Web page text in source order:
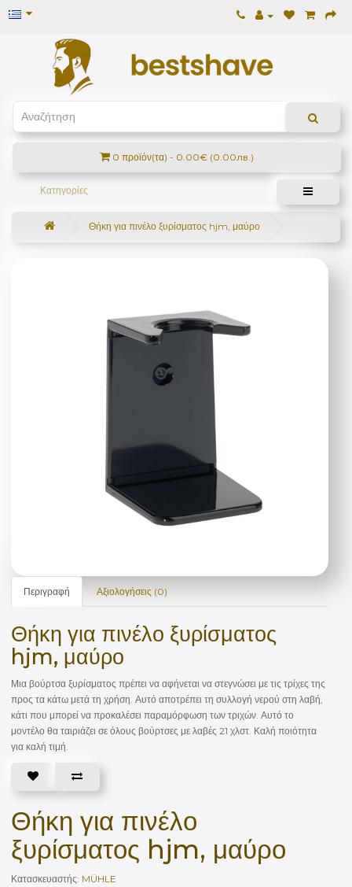
0 προϊόν(τα) - 0.00€ (0.00лв.)
Κατηγορίες
Θήκη για πινέλο ξυρίσματος hjm, μαύρο
Περιγραφή Αξιολογήσεις (0)
Θήκη για πινέλο ξυρίσματος
hjm, μαύρο
Μια βούρτσα ξυρίσματος πρέπει να αφήνεται να στεγνώσει με τις τρίχες της
προς τα κάτω μετά τη χρήση. Αυτό αποτρέπει τη συλλογή νερού στη λαβή,
κάτι που μπορεί να προκαλέσει παραμόρφωση των τριχών. Αυτό το
μοντέλο θα ταιριάζει σε όλους βούρτσες με λαβές 21 χλστ. Καλή ποιότητα
για καλή τιμή.
Θήκη για πινέλο
ξυρίσματος hjm, μαύρο
Κατασκευαστής: MÜHLE